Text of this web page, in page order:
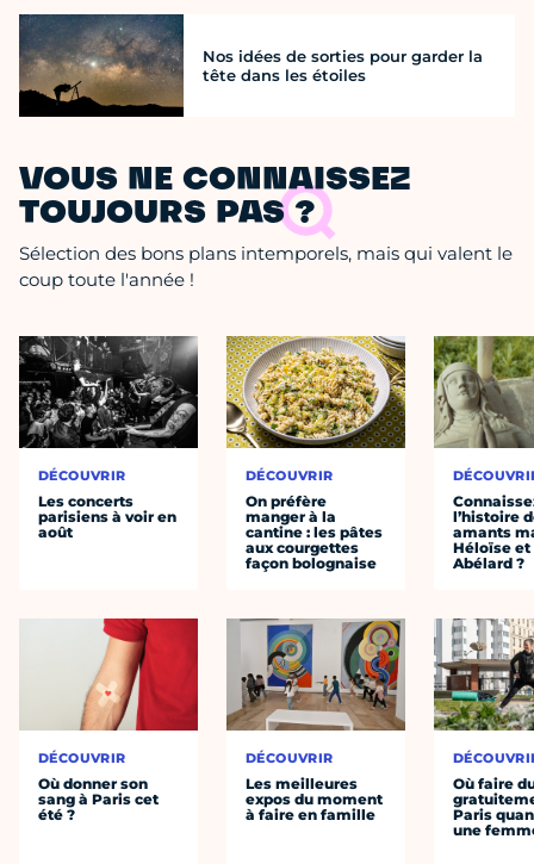
Nos idées de sorties pour garder la
tête dans les étoiles
VOUS NE CONNAISSEZ
TOUJOURS PAS ?
Sélection des bons plans intemporels, mais qui valent le
coup toute l'année !
DÉCOUVRIR
Les concerts
parisiens à voir en
août
DÉCOUVRIR
Où donner son
sang à Paris cet
été ?
DÉCOUVRIR
On préfère
manger à la
cantine : les pâtes
aux courgettes
façon bolognaise
DÉCOUVRIR
Les meilleures
expos du moment
à faire en famille
l’histoire
amants
Héloïse et
Abélard ?
Où faire
Paris
une